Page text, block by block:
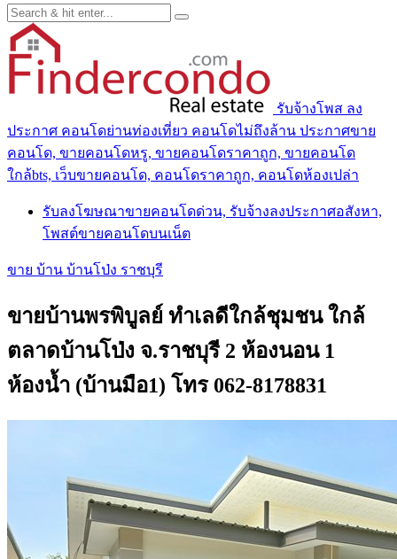
รับจ้างโพส ลง
ประกาศ คอนโดย่านท่องเที่ยว คอนโดไม่ถึงล้าน ประกาศขาย
คอนโด, ขายคอนโดหรู, ขายคอนโดราคาถูก, ขายคอนโด
ใกล้bts, เว็บขายคอนโด, คอนโดราคาถูก, คอนโดห้องเปล่า
รับลงโฆษณาขายคอนโดด่วน, รับจ้างลงประกาศอสังหา,
โพสต์ขายคอนโดบนเน็ต
ขาย บ้าน บ้านโป่ง ราชบุรี
ขายบ้านพรพิบูลย์ ทำเลดีใกล้ชุมชน ใกล้
ตลาดบ้านโป่ง จ.ราชบุรี 2 ห้องนอน 1
ห้องน้ำ (บ้านมือ1) โทร 062-8178831